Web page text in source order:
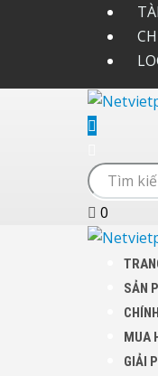
0
SẢN
MUA
GIẢI